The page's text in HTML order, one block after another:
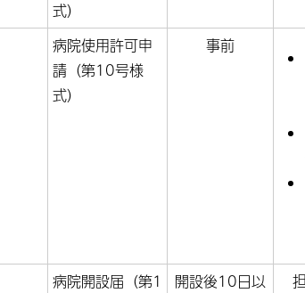
式）
病院使用許可申
請（第10号様
式）
事前
病院開設届（第1
開設後10日以